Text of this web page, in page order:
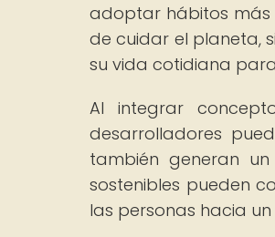
adoptar hábitos más
de cuidar el planeta,
su vida cotidiana
Al integrar
desarrolladores
también generan
sostenibles pueden
las personas hacia